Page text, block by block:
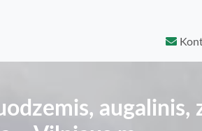
augalinis,